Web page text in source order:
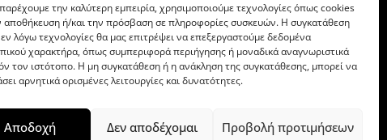
την καλύτερη εμπειρία, χρησιμοποιούμε τεχνολογίες όπως cookies
αποθήκευση ή/και την πρόσβαση σε πληροφορίες συσκευών. Η συγκατάθεση
εν λόγω τεχνολογίες θα μας επιτρέψει να επεξεργαστούμε δεδομένα
χαρακτήρα, όπως συμπεριφορά περιήγησης ή μοναδικά αναγνωριστικά
τον ιστότοπο. Η μη συγκατάθεση ή η ανάκληση της συγκατάθεσης, μπορεί να
αρνητικά ορισμένες λειτουργίες και δυνατότητες.
Αποδοχή Δεν αποδέχομαι Προβολή προτιμήσεων